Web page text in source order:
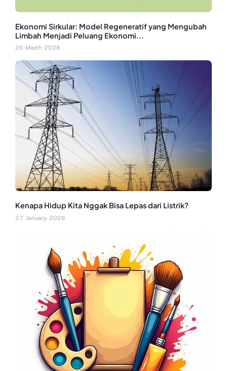
Ekonomi Sirkular: Model Regeneratif yang Mengubah
Limbah Menjadi Peluang Ekonomi...
26 March 2026
Kenapa Hidup Kita Nggak Bisa Lepas dari Listrik?
27 January 2026